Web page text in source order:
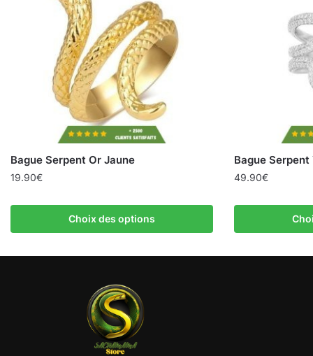
Bague Serpent Or Jaune
19.90€
Choix des options
Bague Serpent
49.90€